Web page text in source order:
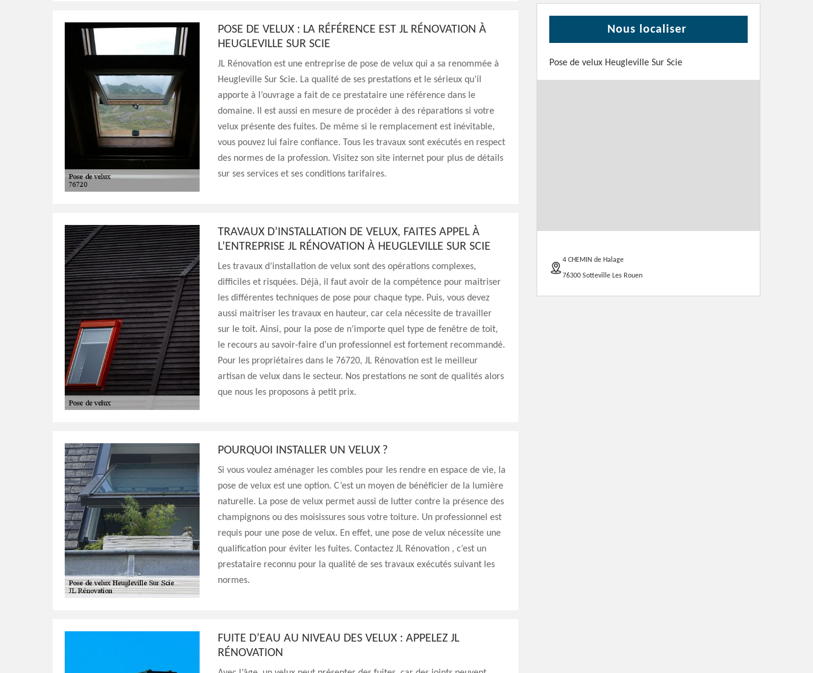
POSE DE VELUX : LA RÉFÉRENCE EST JL RÉNOVATION À
HEUGLEVILLE SUR SCIE
JL Rénovation est une entreprise de pose de velux qui a sa renommée à
Heugleville Sur Scie. La qualité de ses prestations et le sérieux qu’il
apporte à l’ouvrage a fait de ce prestataire une référence dans le
domaine. Il est aussi en mesure de procéder à des réparations si votre
velux présente des fuites. De même si le remplacement est inévitable,
vous pouvez lui faire confiance. Tous les travaux sont exécutés en respect
des normes de la profession. Visitez son site internet pour plus de détails
sur ses services et ses conditions tarifaires.
TRAVAUX D’INSTALLATION DE VELUX, FAITES APPEL À
L’ENTREPRISE JL RÉNOVATION À HEUGLEVILLE SUR SCIE
Les travaux d’installation de velux sont des opérations complexes,
difficiles et risquées. Déjà, il faut avoir de la compétence pour maitriser
les différentes techniques de pose pour chaque type. Puis, vous devez
aussi maitriser les travaux en hauteur, car cela nécessite de travailler
sur le toit. Ainsi, pour la pose de n’importe quel type de fenêtre de toit,
le recours au savoir-faire d’un professionnel est fortement recommandé.
Pour les propriétaires dans le 76720, JL Rénovation est le meilleur
artisan de velux dans le secteur. Nos prestations ne sont de qualités alors
que nous les proposons à petit prix.
POURQUOI INSTALLER UN VELUX ?
Si vous voulez aménager les combles pour les rendre en espace de vie, la
pose de velux est une option. C’est un moyen de bénéficier de la lumière
naturelle. La pose de velux permet aussi de lutter contre la présence des
champignons ou des moisissures sous votre toiture. Un professionnel est
requis pour une pose de velux. En effet, une pose de velux nécessite une
qualification pour éviter les fuites. Contactez JL Rénovation , c’est un
prestataire reconnu pour la qualité de ses travaux exécutés suivant les
normes.
FUITE D’EAU AU NIVEAU DES VELUX : APPELEZ JL
RÉNOVATION
Nous localiser
Pose de velux Heugleville Sur Scie
4 CHEMIN de Halage
76300 Sotteville Les Rouen